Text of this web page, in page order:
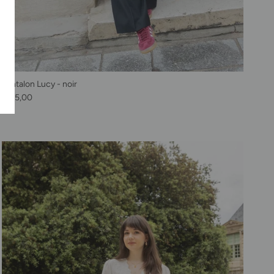
Pantalon Lucy - noir
Prix habituel
€115,00